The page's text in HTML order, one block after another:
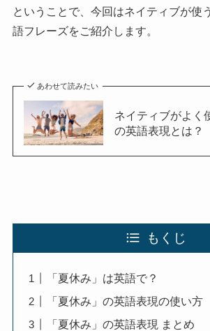
ということで、今回はネイティブが使う
語フレーズをご紹介します。
あわせて読みたい
ネイティブがよく
の英語表現とは？
もくじ
「夏休み」は英語で？
「夏休み」の英語表現の使い方
「夏休み」の英語表現 まとめ